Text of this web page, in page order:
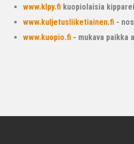
www.klpy.fi kuopiolaisia
www.kuljetusliiketiainen.fi -
www.kuopio.fi - mukava paikka